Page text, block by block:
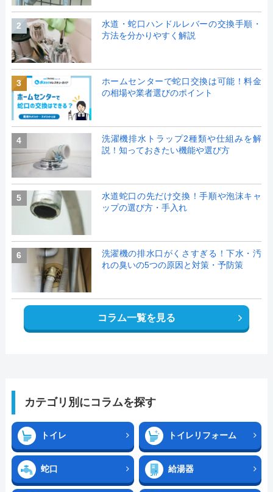
2
水道・蛇口ハンドルレバーの交換手順・
方法を分かりやすく解説
3
ホームセンターで蛇口交換は可能！料金
の相場や業者選びのポイント
4
洗濯機排水トラップ2種類や仕組みを解
説！知っておきたい機能や選び方
5
水道蛇口の先だけ交換！手順や泡沫キャ
ップの選び方・手入れ
6
洗濯機の排水口がくさすぎる！下水・汚
れの臭いの5つの原因と対策・予防策
コラム一覧を見る
カテゴリ別にコラムを探す
トイレ トイレリフォーム
蛇口 給湯器